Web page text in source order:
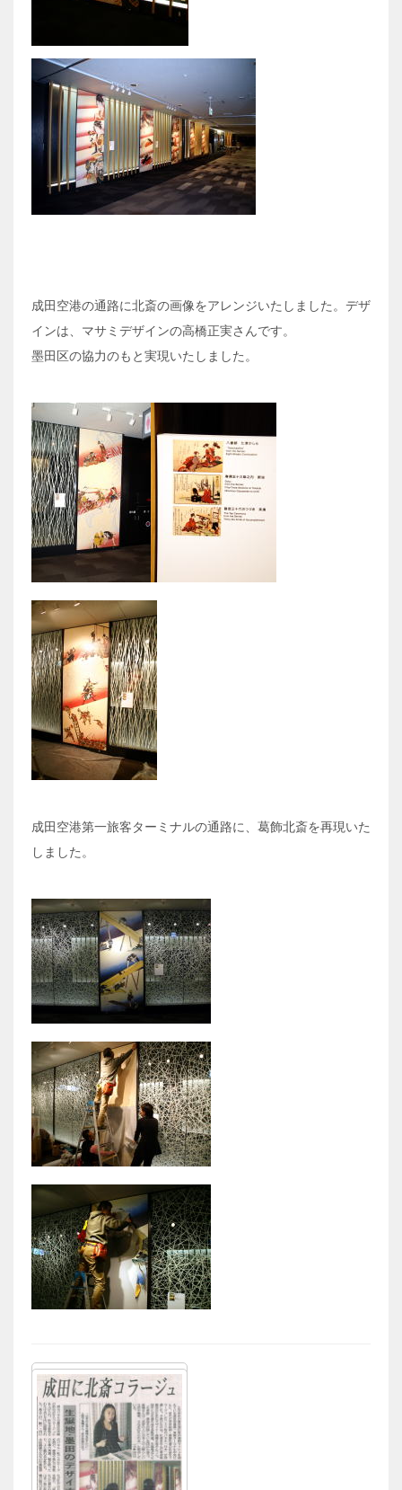
成田空港の通路に北斎の画像をアレンジいたしました。デザ
インは、マサミデザインの高橋正実さんです。
墨田区の協力のもと実現いたしました。
成田空港第一旅客ターミナルの通路に、葛飾北斎を再現いた
しました。